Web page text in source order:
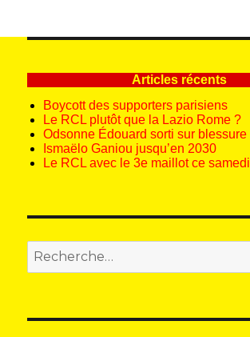
Articles récents
Boycott des supporters parisiens
Le RCL plutôt que la Lazio Rome ?
Odsonne Édouard sorti sur blessure
Ismaëlo Ganiou jusqu’en 2030
Le RCL avec le 3e maillot ce samedi
pour
: